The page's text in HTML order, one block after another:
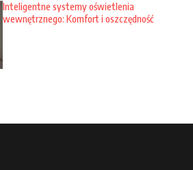
Inteligentne systemy oświetlenia
wewnętrznego: Komfort i oszczędność